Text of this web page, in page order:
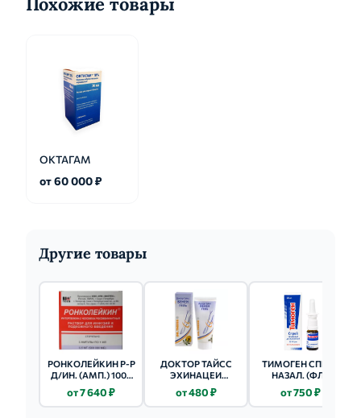
ОКТАГАМ
от 60 000 ₽
Другие товары
РОНКОЛЕЙКИН Р-Р
Д/ИН. (АМП.) 1000
от 7 640 ₽
ДОКТОР ТАЙСС
ЭХИНАЦЕИ
от 480 ₽
ТИМОГЕН СПРЕЙ
НАЗАЛ. (ФЛ.)
от 750 ₽